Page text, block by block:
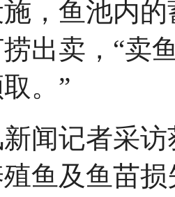
，鱼池内
出卖，“卖
。”
闻记者采
鱼及鱼苗